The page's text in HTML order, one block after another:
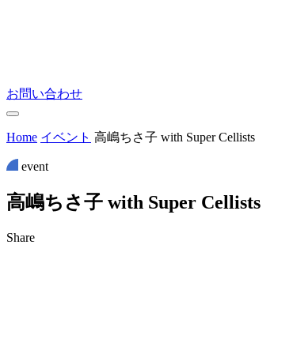
お問い合わせ
Home イベント 高嶋ちさ子 with Super Cellists
event
高嶋ち さ子 with Super Cellists
Share